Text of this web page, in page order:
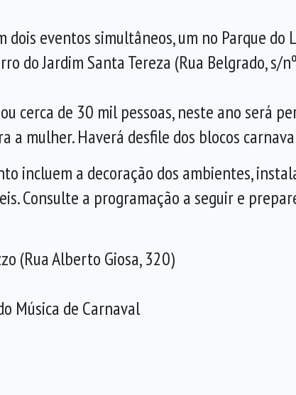
eventos simultâneos, um no Parque do
do Jardim Santa Tereza (Rua Belgrado, s/
cerca de 30 mil pessoas, neste ano será
a mulher. Haverá desfile dos blocos
incluem a decoração dos ambientes,
Consulte a programação a seguir e
(Rua Alberto Giosa, 320)
Música de Carnaval